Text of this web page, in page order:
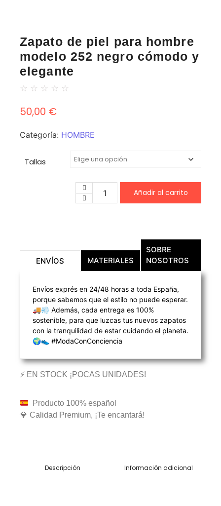
Zapato de piel para hombre
modelo 252 negro cómodo y
elegante
☆ ☆ ☆ ☆ ☆
50,00 €
Categoría: HOMBRE
Tallas
Añadir al carrito
ENVÍOS MATERIALES
SOBRE
NOSOTROS
Envíos exprés en 24/48 horas a toda España,
porque sabemos que el estilo no puede esperar.
🚚💨 Además, cada entrega es 100%
sostenible, para que luzcas tus nuevos zapatos
con la tranquilidad de estar cuidando el planeta.
🌍👟 #ModaConConciencia
⚡ EN STOCK ¡POCAS UNIDADES!
Producto 100% español
💎 Calidad Premium, ¡Te encantará!
Descripción Información adicional